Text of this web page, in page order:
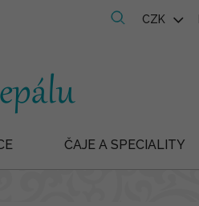
CZK
ČAJE A SPECIALITY